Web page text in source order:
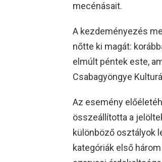
mecénásait.
A kezdeményezés
nőtte ki magát:
elmúlt péntek este,
Csabagyöngye
Az esemény
összeállította a
különböző osztályok
kategóriák első